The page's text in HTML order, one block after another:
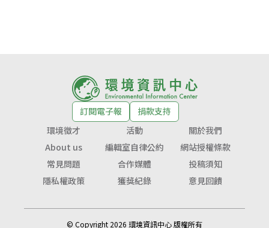
訂閱電子報
捐款支持
環境徵才
活動
關於我們
About us
編輯室自律公約
網站授權條款
常見問題
合作媒體
投稿須知
隱私權政策
獲獎紀錄 意見回饋
© Copyright 2026 環境資訊中心 版權所有